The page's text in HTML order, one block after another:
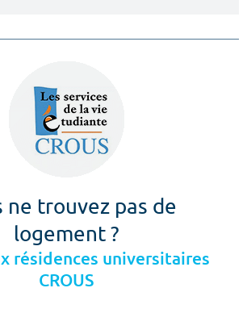
ne trouvez pas de
logement ?
résidences universitaires
CROUS